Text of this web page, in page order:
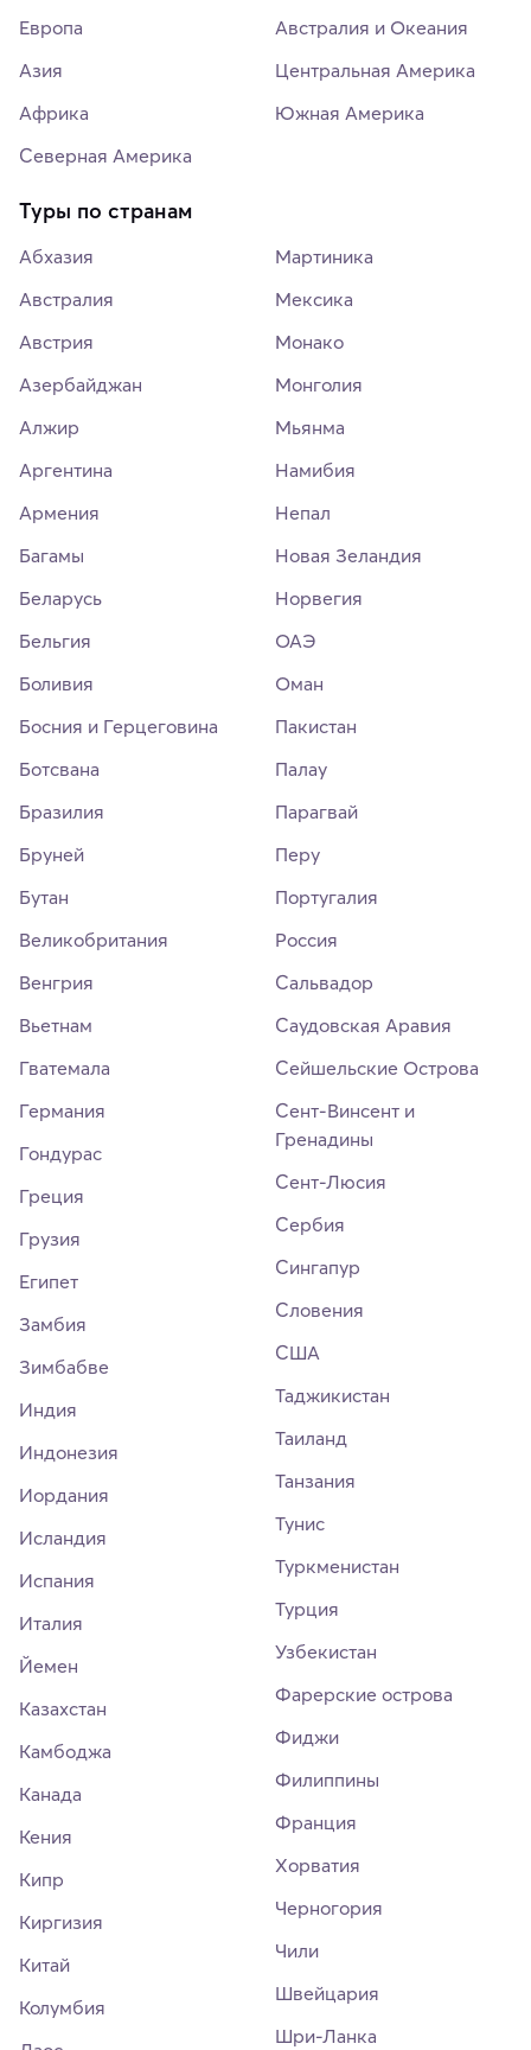
Европа
Азия
Африка
Северная Америка
Австралия и Океания
Центральная Америка
Южная Америка
Туры по странам
Абхазия
Австралия
Австрия
Азербайджан
Алжир
Аргентина
Армения
Багамы
Беларусь
Бельгия
Боливия
Босния и Герцеговина
Ботсвана
Бразилия
Бруней
Бутан
Великобритания
Венгрия
Вьетнам
Гватемала
Германия
Гондурас
Греция
Грузия
Египет
Замбия
Зимбабве
Индия
Индонезия
Иордания
Исландия
Испания
Италия
Йемен
Казахстан
Камбоджа
Канада
Кения
Кипр
Киргизия
Китай
Колумбия
Мартиника
Мексика
Монако
Монголия
Мьянма
Намибия
Непал
Новая Зеландия
Норвегия
ОАЭ
Оман
Пакистан
Палау
Парагвай
Перу
Португалия
Россия
Сальвадор
Саудовская Аравия
Сейшельские Острова
Сент-Винсент и
Гренадины
Сент-Люсия
Сербия
Сингапур
Словения
США
Таджикистан
Таиланд
Танзания
Тунис
Туркменистан
Турция
Узбекистан
Фарерские острова
Фиджи
Филиппины
Франция
Хорватия
Черногория
Чили
Швейцария
Шри-Ланка